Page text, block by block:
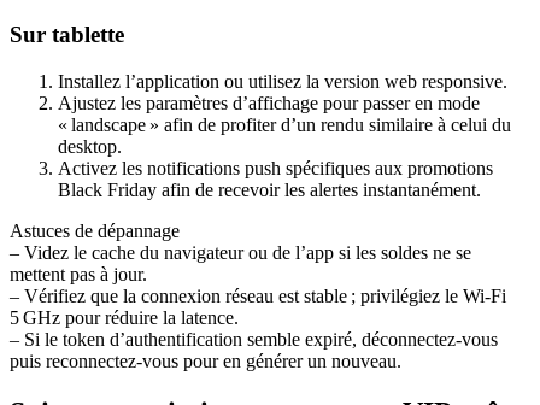
Sur tablette
Installez l’application ou utilisez la version web responsive.
Ajustez les paramètres d’affichage pour passer en mode
« landscape » afin de profiter d’un rendu similaire à celui du
desktop.
Activez les notifications push spécifiques aux promotions
Black Friday afin de recevoir les alertes instantanément.
Astuces de dépannage
– Videz le cache du navigateur ou de l’app si les soldes ne se
mettent pas à jour.
– Vérifiez que la connexion réseau est stable ; privilégiez le Wi‑Fi
5 GHz pour réduire la latence.
– Si le token d’authentification semble expiré, déconnectez‑vous
puis reconnectez‑vous pour en générer un nouveau.